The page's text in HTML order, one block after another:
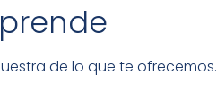
de lo que te ofrecemos.